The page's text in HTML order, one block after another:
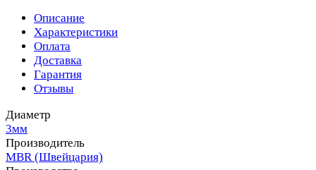
Описание
Характеристики
Оплата
Доставка
Гарантия
Отзывы
Диаметр
3мм
Производитель
MBR (Швейцария)